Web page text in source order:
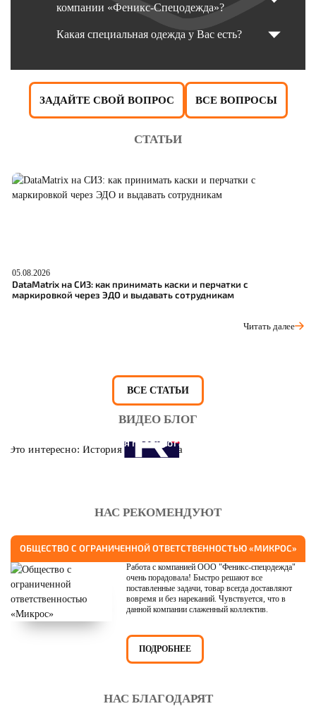
компании «Феникс-Спецодежда»?
Какая специальная одежда у Вас есть?
ЗАДАЙТЕ СВОЙ ВОПРОС ВСЕ ВОПРОСЫ
СТАТЬИ
05.08.2026
DataMatrix на СИЗ: как принимать каски и перчатки с
маркировкой через ЭДО и выдавать сотрудникам
Читать далее
ВСЕ СТАТЬИ
ВИДЕО БЛОГ
Это интересно: История противогаза
НАС РЕКОМЕНДУЮТ
ОБЩЕСТВО С ОГРАНИЧЕННОЙ ОТВЕТСТВЕННОСТЬЮ «МИКРОС»
Работа с компанией ООО "Феникс-спецодежда"
очень порадовала! Быстро решают все
поставленные задачи, товар всегда доставляют
вовремя и без нареканий. Чувствуется, что в
данной компании слаженный коллектив.
ПОДРОБНЕЕ
НАС БЛАГОДАРЯТ